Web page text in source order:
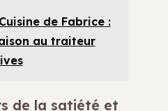
de Fabrice :
au traiteur
de la satiété et